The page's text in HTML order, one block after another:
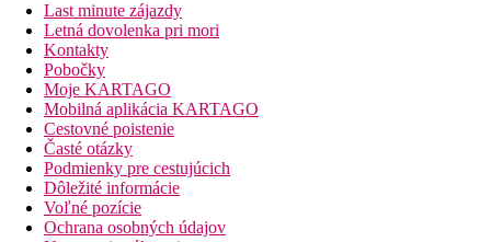
Last minute zájazdy
Letná dovolenka pri mori
Kontakty
Pobočky
Moje KARTAGO
Mobilná aplikácia KARTAGO
Cestovné poistenie
Časté otázky
Podmienky pre cestujúcich
Dôležité informácie
Voľné pozície
Ochrana osobných údajov